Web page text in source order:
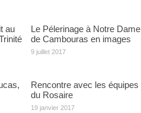
au
Le Pélerinage à Notre Dame
de Cambouras en images
9 juillet 2017
Rencontre avec les équipes
du Rosaire
19 janvier 2017